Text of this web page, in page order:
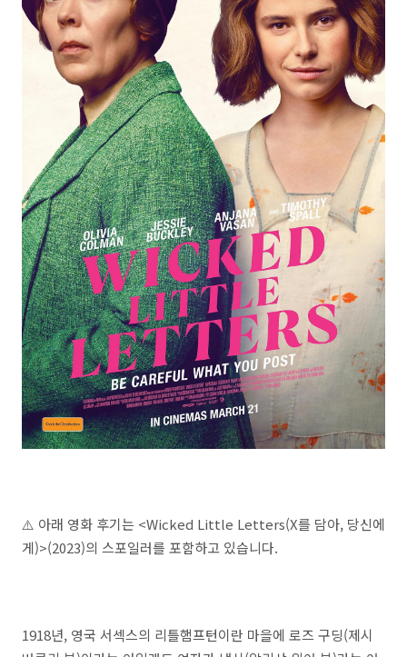
⚠️ 아래 영화 후기는 <Wicked Little Letters(X를 담아, 당신에
게)>(2023)의 스포일러를 포함하고 있습니다.
1918년, 영국 서섹스의 리틀햄프턴이란 마을에 로즈 구딩(제시